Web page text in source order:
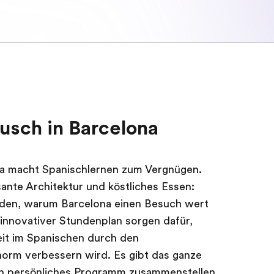
in Barcelona
macht Spanischlernen zum Vergnügen.
Architektur und köstliches Essen:
warum Barcelona einen Besuch wert
Stundenplan sorgen dafür,
im Spanischen durch den
verbessern wird. Es gibt das ganze